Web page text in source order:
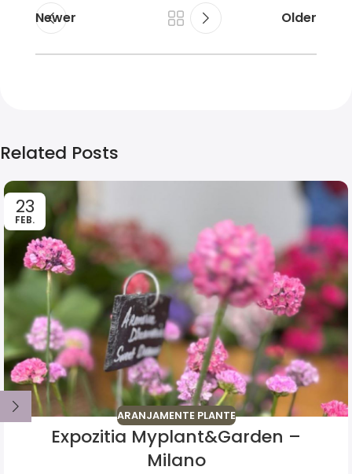
Newer Older
Related Posts
23
FEB.
ARANJAMENTE PLANTE
Expozitia Myplant&Garden –
Milano